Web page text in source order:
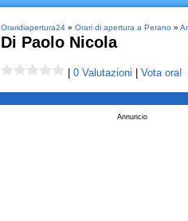
Oraridiapertura24» Orari di apertura a Perano»
Di Paolo Nicola
0 Valutazioni Vota ora!
Annuncio